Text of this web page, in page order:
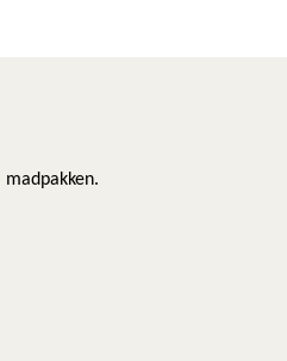
madpakken.